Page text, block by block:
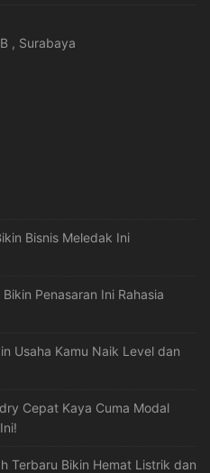
, Surabaya
Bisnis Meledak Ini
Penasaran Ini Rahasia
Usaha Kamu Naik Level dan
Cepat Kaya Cuma Modal
Terbaru Bikin Hemat Listrik dan